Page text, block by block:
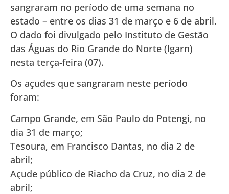
sangraram no período de uma semana no
estado – entre os dias 31 de março e 6 de abril.
O dado foi divulgado pelo Instituto de Gestão
das Águas do Rio Grande do Norte (Igarn)
nesta terça-feira (07).
Os açudes que sangraram neste período
foram:
Campo Grande, em São Paulo do Potengi, no
dia 31 de março;
Tesoura, em Francisco Dantas, no dia 2 de
abril;
Açude público de Riacho da Cruz, no dia 2 de
abril;